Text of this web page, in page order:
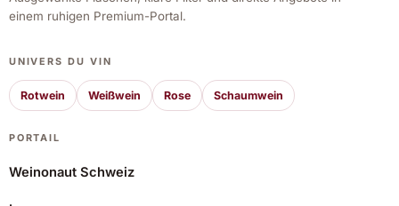
einem ruhigen Premium-Portal.
UNIVERS DU VIN
Rotwein Weißwein Rose Schaumwein
PORTAIL
Weinonaut Schweiz